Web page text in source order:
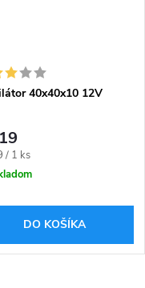
40x40x10 12V
/ 1 ks
DO KOŠÍKA